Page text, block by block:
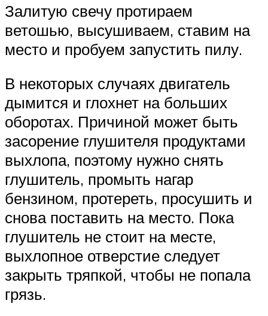
Залитую свечу протираем
ветошью, высушиваем, ставим на
место и пробуем запустить пилу.
В некоторых случаях двигатель
дымится и глохнет на больших
оборотах. Причиной может быть
засорение глушителя продуктами
выхлопа, поэтому нужно снять
глушитель, промыть нагар
бензином, протереть, просушить и
снова поставить на место. Пока
глушитель не стоит на месте,
выхлопное отверстие следует
закрыть тряпкой, чтобы не попала
грязь.